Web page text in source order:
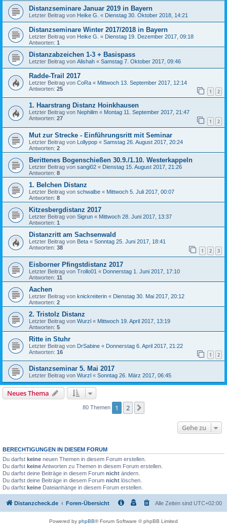
Distanzseminare Januar 2019 in Bayern
Letzter Beitrag von Heike G. « Dienstag 30. Oktober 2018, 14:21
Distanzseminare Winter 2017/2018 in Bayern
Letzter Beitrag von Heike G. « Dienstag 19. Dezember 2017, 09:18
Antworten: 1
Distanzabzeichen 1-3 + Basispass
Letzter Beitrag von Alishah « Samstag 7. Oktober 2017, 09:46
Radde-Trail 2017
Letzter Beitrag von CoRa « Mittwoch 13. September 2017, 12:14
Antworten: 25 1 2
1. Haarstrang Distanz Hoinkhausen
Letzter Beitrag von Nephilim « Montag 11. September 2017, 21:47
Antworten: 27 1 2
Mut zur Strecke - Einführungsritt mit Seminar
Letzter Beitrag von Lollypop « Samstag 26. August 2017, 20:24
Antworten: 2
Berittenes Bogenschießen 30.9./1.10. Westerkappeln
Letzter Beitrag von sangi02 « Dienstag 15. August 2017, 21:26
Antworten: 8
1. Belchen Distanz
Letzter Beitrag von schwalbe « Mittwoch 5. Juli 2017, 00:07
Antworten: 8
Kitzesbergdistanz 2017
Letzter Beitrag von Sigrun « Mittwoch 28. Juni 2017, 13:37
Antworten: 1
Distanzritt am Sachsenwald
Letzter Beitrag von Beta « Sonntag 25. Juni 2017, 18:41
Antworten: 38 1 2 3
Eisborner Pfingstdistanz 2017
Letzter Beitrag von Trollo01 « Donnerstag 1. Juni 2017, 17:10
Antworten: 11
Aachen
Letzter Beitrag von knickreiterin « Dienstag 30. Mai 2017, 20:12
Antworten: 2
2. Tristolz Distanz
Letzter Beitrag von Wurzl « Mittwoch 19. April 2017, 13:19
Antworten: 5
Ritte in Stuhr
Letzter Beitrag von DrSabine « Donnerstag 6. April 2017, 21:22
Antworten: 16 1 2
Distanzseminar 5. Mai 2017
Letzter Beitrag von Wurzl « Sonntag 26. März 2017, 06:45
Neues Thema
80 Themen 1 2
Gehe zu
BERECHTIGUNGEN IN DIESEM FORUM
Du darfst keine neuen Themen in diesem Forum erstellen.
Du darfst keineAntworten zu Themen in diesem Forum erstellen.
Du darfst deine Beiträge in diesem Forum nicht ändern.
Du darfst deine Beiträge in diesem Forum nicht löschen.
Du darfst keine Dateianhänge in diesem Forum erstellen.
Distanzcheck.de Foren-Übersicht Alle Zeiten sind UTC+02:00
Powered by phpBB® Forum Software © phpBB Limited